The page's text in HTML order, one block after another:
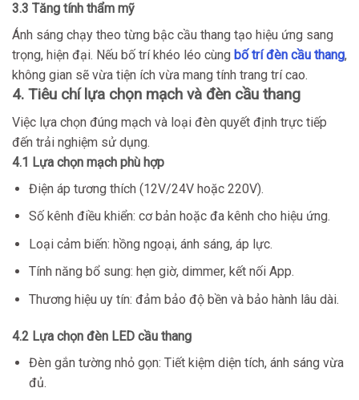
3.3 Tăng tính thẩm mỹ
Ánh sáng chạy theo từng bậc cầu thang tạo hiệu ứng sang
trọng, hiện đại. Nếu bố trí khéo léo cùng bố trí đèn cầu thang,
không gian sẽ vừa tiện ích vừa mang tính trang trí cao.
4. Tiêu chí lựa chọn mạch và đèn cầu thang
Việc lựa chọn đúng mạch và loại đèn quyết định trực tiếp
đến trải nghiệm sử dụng.
4.1 Lựa chọn mạch phù hợp
Điện áp tương thích (12V/24V hoặc 220V).
Số kênh điều khiển: cơ bản hoặc đa kênh cho hiệu ứng.
Loại cảm biến: hồng ngoại, ánh sáng, áp lực.
Tính năng bổ sung: hẹn giờ, dimmer, kết nối App.
Thương hiệu uy tín: đảm bảo độ bền và bảo hành lâu dài.
4.2 Lựa chọn đèn LED cầu thang
Đèn gắn tường nhỏ gọn: Tiết kiệm diện tích, ánh sáng vừa
đủ.